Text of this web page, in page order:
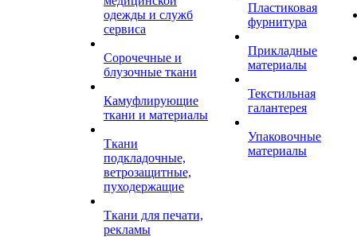
одежды и служб
сервиса
Сорочечные и
блузочные ткани
Камуфлирующие
ткани и материалы
Ткани
подкладочные,
ветрозащитные,
пуходержащие
Ткани для печати,
рекламы
Пластиковая
фурнитура
Прикладные
материалы
Текстильная
галантерея
Упаковочные
материалы